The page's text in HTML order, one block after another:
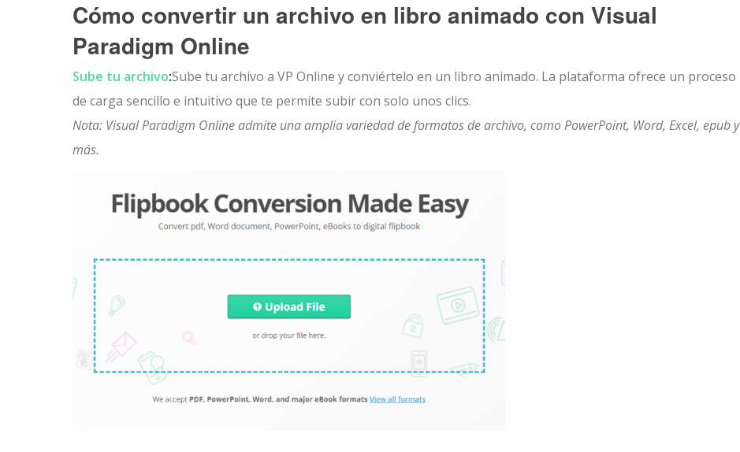
Cómo convertir un archivo en libro animado con Visual
Paradigm Online
Sube tu archivo:Sube tu archivo a VP Online y conviértelo en un libro animado. La plataforma ofrece un proceso
de carga sencillo e intuitivo que te permite subir con solo unos clics.
Nota: Visual Paradigm Online admite una amplia variedad de formatos de archivo, como PowerPoint, Word, Excel, epub y
más.